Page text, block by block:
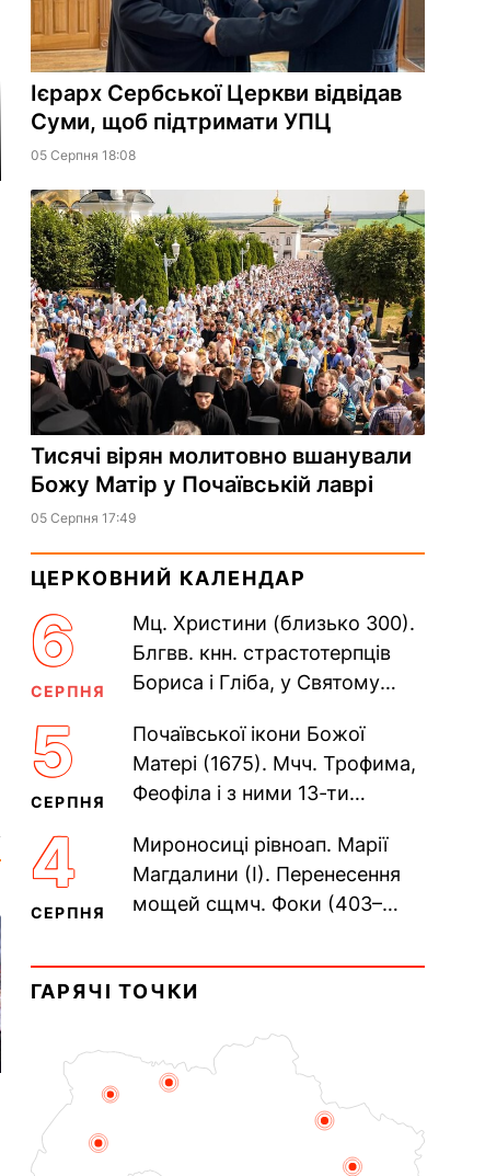
Ієрарх Сербської Церкви відвідав
Суми, щоб підтримати УПЦ
05 Серпня 18:08
Тисячі вірян молитовно вшанували
Божу Матір у Почаївській лаврі
05 Серпня 17:49
ЦЕРКОВНИЙ КАЛЕНДАР
6
СЕРПНЯ
Мц. Христини (близько 300).
Блгвв. кнн. страстотерпців
Бориса і Гліба, у Святому
(1015). Прп. Полікарпа,
архімандрита...
5
СЕРПНЯ
Почаївської ікони Божої
Матері (1675). Мчч. Трофима,
Феофіла і з ними 13-ти
Аполлінарія, єп.
Равенійського (близько 75)....
4
СЕРПНЯ
Мироносиці рівноап. Марії
Магдалини (I). Перенесення
мощей сщмч. Фоки (403–
Переяславського (1693).
Сщмч. Михаїла Накарякова...
ГАРЯЧІ ТОЧКИ